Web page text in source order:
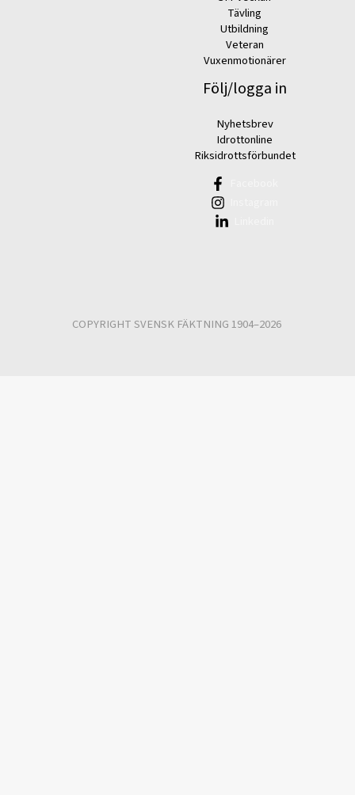
Tävling
Utbildning
Veteran
Vuxenmotionärer
Följ/logga in
Nyhetsbrev
Idrottonline
Riksidrottsförbundet
COPYRIGHT SVENSK FÄKTNING 1904–2026